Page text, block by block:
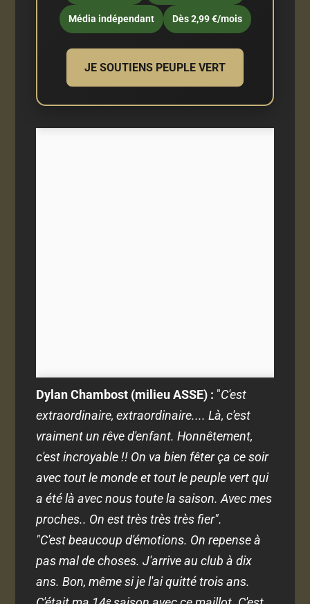
Média indépendant Dès 2,99 €/mois
JE SOUTIENS PEUPLE VERT
Dylan Chambost (milieu ASSE) : "C'est
extraordinaire, extraordinaire.... Là, c'est
vraiment un rêve d'enfant. Honnêtement,
c'est incroyable !! On va bien fêter ça ce soir
avec tout le monde et tout le peuple vert qui
a été là avec nous toute la saison. Avec mes
proches.. On est très très très fier".
"C'est beaucoup d'émotions. On repense à
pas mal de choses. J'arrive au club à dix
ans. Bon, même si je l'ai quitté trois ans.